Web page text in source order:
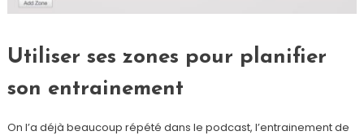
Utiliser ses zones pour planifier
son entrainement
On l’a déjà beaucoup répété dans le podcast, l’entrainement de